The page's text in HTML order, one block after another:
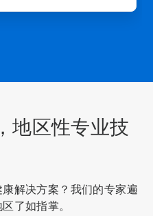
地区性专业技
解决方案？我们的专家遍
了如指掌。